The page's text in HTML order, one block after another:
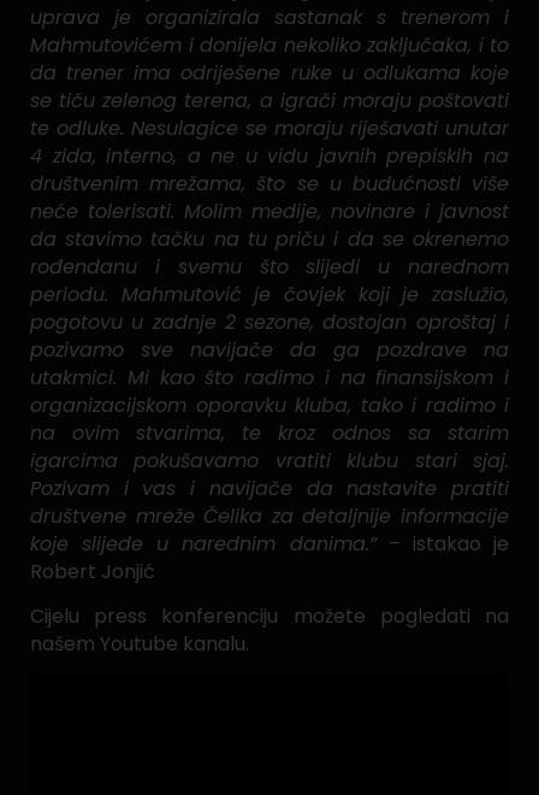
uprava je organizirala sastanak s trenerom i
Mahmutovićem i donijela nekoliko zaključaka, i to
da trener ima odriješene ruke u odlukama koje
se tiču zelenog terena, a igrači moraju poštovati
te odluke. Nesulagice se moraju riješavati unutar
4 zida, interno, a ne u vidu javnih prepiskih na
društvenim mrežama, što se u budućnosti više
neće tolerisati. Molim medije, novinare i javnost
da stavimo tačku na tu priču i da se okrenemo
rođendanu i svemu što slijedi u narednom
periodu. Mahmutović je čovjek koji je zaslužio,
pogotovu u zadnje 2 sezone, dostojan oproštaj i
pozivamo sve navijače da ga pozdrave na
utakmici. Mi kao što radimo i na finansijskom i
organizacijskom oporavku kluba, tako i radimo i
na ovim stvarima, te kroz odnos sa starim
igarcima pokušavamo vratiti klubu stari sjaj.
Pozivam i vas i navijače da nastavite pratiti
društvene mreže Čelika za detaljnije informacije
koje slijede u narednim danima.”– istakao je
Robert Jonjić
Cijelu press konferenciju možete pogledati na
našem Youtube kanalu.